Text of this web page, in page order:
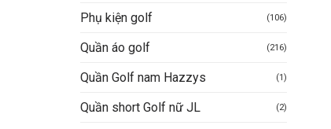
Phụ kiện golf (106)
Quần áo golf (216)
Quần Golf nam Hazzys (1)
Quần short Golf nữ JL (2)